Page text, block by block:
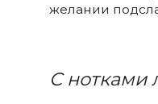
желании
С нотками